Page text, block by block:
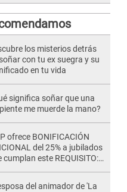
los misterios detrás
con tu ex suegra y su
en tu vida
significa soñar que una
me muerde la mano?
ofrece BONIFICACIÓN
del 25% a jubilados
cumplan este REQUISITO:
del animador de 'La